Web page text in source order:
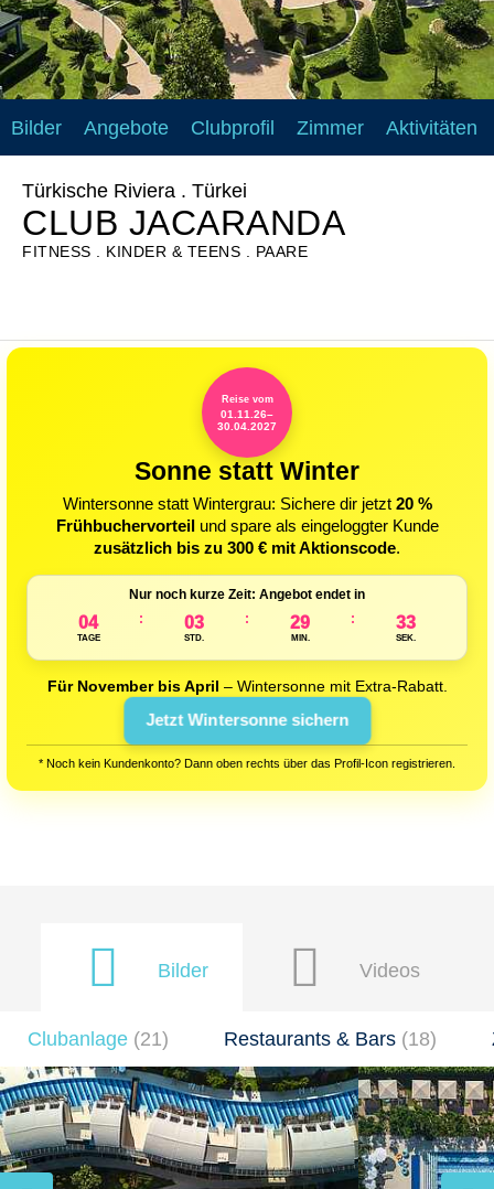
Bilder Angebote Clubprofil Zimmer Aktivitäten
Türkische Riviera . Türkei
CLUB JACARANDA
FITNESS KINDER & TEENS PAARE
Reise vom
01.11.26–
30.04.2027
Sonne statt Winter
Wintersonne statt Wintergrau: Sichere dir jetzt 20 %
Frühbuchervorteil und spare als eingeloggter Kunde
zusätzlich bis zu 300 € mit Aktionscode.
Nur noch kurze Zeit: Angebot endet in
04
TAGE
: 03
STD.
: 29
MIN.
: 31
SEK.
Für November bis April – Wintersonne mit Extra-Rabatt.
Jetzt Wintersonne sichern
* Noch kein Kundenkonto? Dann oben rechts über das Profil-Icon registrieren.
Bilder Videos
Clubanlage (21) Restaurants & Bars (18)